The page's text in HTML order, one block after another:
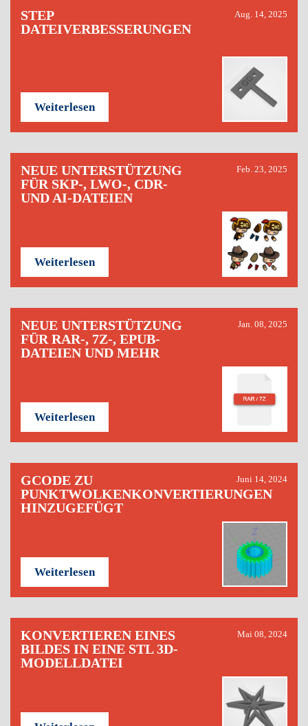
STEP
DATEIVERBESSERUNGEN
Aug. 14, 2025
Weiterlesen
NEUE UNTERSTÜTZUNG
FÜR SKP-, LWO-, CDR-
UND AI-DATEIEN
Feb. 23, 2025
Weiterlesen
NEUE UNTERSTÜTZUNG
FÜR RAR-, 7Z-, EPUB-
DATEIEN UND MEHR
Jan. 08, 2025
Weiterlesen
GCODE ZU
PUNKTWOLKENKONVERTIERUNGEN
HINZUGEFÜGT
Juni 14, 2024
Weiterlesen
KONVERTIEREN EINES
BILDES IN EINE STL 3D-
MODELLDATEI
Mai 08, 2024